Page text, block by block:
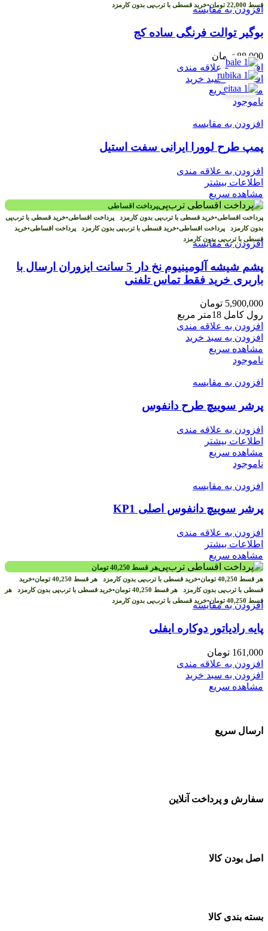
قسط 22,000 تومان•خرید قسطی با ترب‌پی بدون کارمزدافزودن به مقایسه
بوگیر توالت فرنگی ساده کج
88,000 تومان
افزودن به علاقه مندی
افزودن به سبد خرید
مشاهده سریع
ناموجود
افزودن به مقایسه
پمپ طرح لوورا ایرانی سفت استیل
افزودن به علاقه مندی
اطلاعات بیشتر
مشاهده سریع
پرداخت اقساطی
پرداخت اقساطی•خرید قسطی با ترب‌پی بدون کارمزد پرداخت اقساطی•خرید قسطی با ترب‌پی
بدون کارمزد پرداخت اقساطی•خرید قسطی با ترب‌پی بدون کارمزد پرداخت اقساطی•خرید
قسطی با ترب‌پی بدون کارمزد
افزودن به مقایسه
پشم شیشه آلومینیوم نخ دار 5 سانت ایزوران ارسال با
باربری خرید فقط تماس تلفنی
5,900,000 تومان
رول کامل 18متر مربع
افزودن به علاقه مندی
افزودن به سبد خرید
مشاهده سریع
ناموجود
افزودن به مقایسه
پرشر سوییچ طرح دانفوس
افزودن به علاقه مندی
اطلاعات بیشتر
مشاهده سریع
ناموجود
افزودن به مقایسه
پرشر سوییچ دانفوس اصلی KP1
افزودن به علاقه مندی
اطلاعات بیشتر
مشاهده سریع
هر قسط 40,250 تومان
هر قسط 40,250 تومان•خرید قسطی با ترب‌پی بدون کارمزد هر قسط 40,250 تومان•خرید
قسطی با ترب‌پی بدون کارمزد هر قسط 40,250 تومان•خرید قسطی با ترب‌پی بدون کارمزد هر
قسط 40,250 تومان•خرید قسطی با ترب‌پی بدون کارمزدافزودن به مقایسه
پایه رادیاتور دوکاره ایفلی
161,000 تومان
افزودن به علاقه مندی
افزودن به سبد خرید
مشاهده سریع
ارسال سریع
سفارش و پرداخت آنلاین
اصل بودن کالا
بسته بندی کالا